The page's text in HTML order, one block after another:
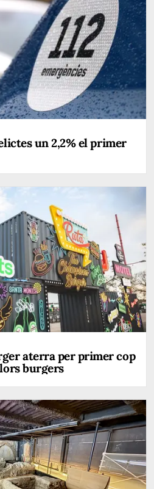
un 2,2% el primer
aterra per primer cop
burgers